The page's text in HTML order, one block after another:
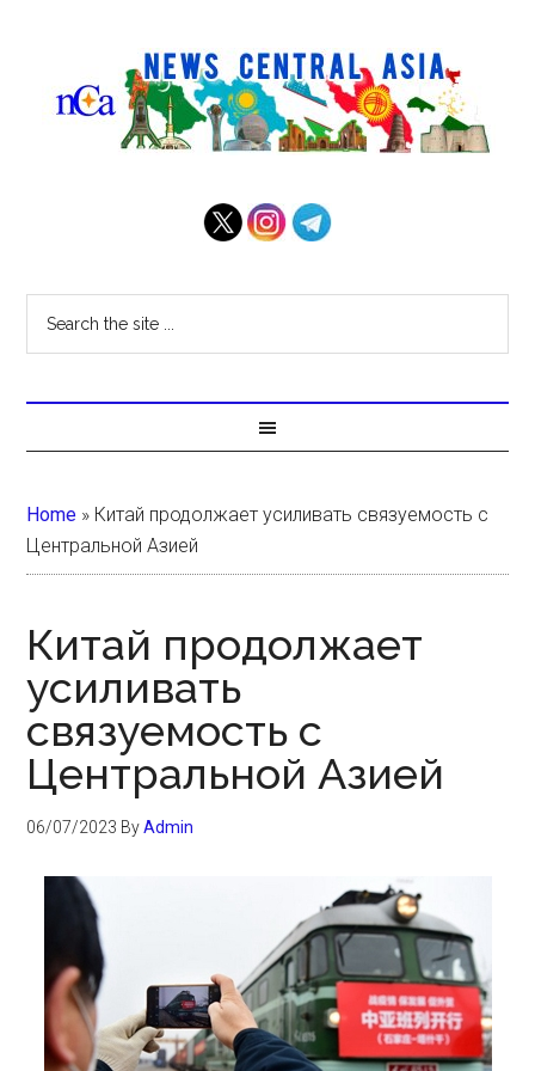
Home » Китай продолжает усиливать связуемость с
Центральной Азией
Китай продолжает
усиливать
связуемость с
Центральной Азией
06/07/2023 ByAdmin